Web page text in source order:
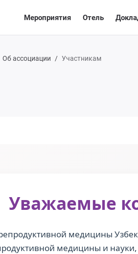
Мероприятия Отель
Об ассоциации Участникам
Уважаемые
медицины
медицины и